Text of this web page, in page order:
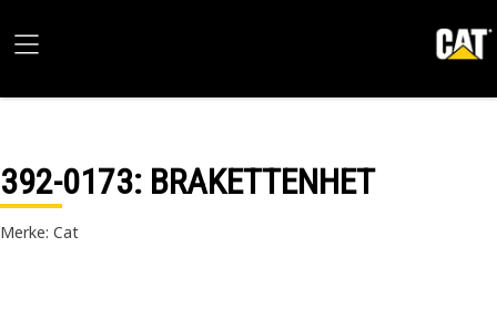
392-0173: BRAKETTENHET
Merke: Cat